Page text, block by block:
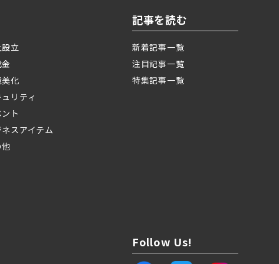
立
化
リティ
ト
スアイテム
記事を読む
新着記事一覧
注目記事一覧
特集記事一覧
Follow Us!